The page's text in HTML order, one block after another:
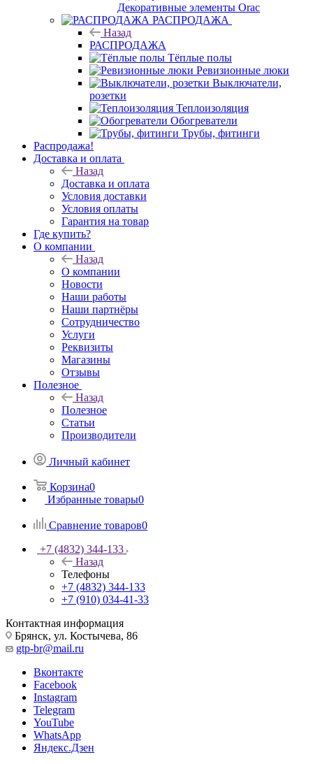
Декоративные элементы Orac
РАСПРОДАЖА
Назад
РАСПРОДАЖА
Тёплые полы
Ревизионные люки
Выключатели,
розетки
Теплоизоляция
Обогреватели
Трубы, фитинги
Распродажа!
Доставка и оплата
Назад
Доставка и оплата
Условия доставки
Условия оплаты
Гарантия на товар
Где купить?
О компании
Назад
О компании
Новости
Наши работы
Наши партнёры
Сотрудничество
Услуги
Реквизиты
Магазины
Отзывы
Полезное
Назад
Полезное
Статьи
Производители
Личный кабинет
Корзина0
Избранные товары0
Сравнение товаров0
+7 (4832) 344-133
Назад
Телефоны
+7 (4832) 344-133
+7 (910) 034-41-33
Контактная информация
Брянск, ул. Костычева, 86
gtp-br@mail.ru
Вконтакте
Facebook
Instagram
Telegram
YouTube
WhatsApp
Яндекс.Дзен